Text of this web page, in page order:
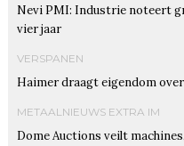
Nevi PMI: Industrie noteert
vier jaar
VERSPANEN
Haimer draagt eigendom
METAALNIEUWS EXTRA IM
Dome Auctions veilt